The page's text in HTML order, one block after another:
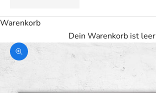
Warenkorb
Dein Warenkorb ist leer
Bild vergrößern